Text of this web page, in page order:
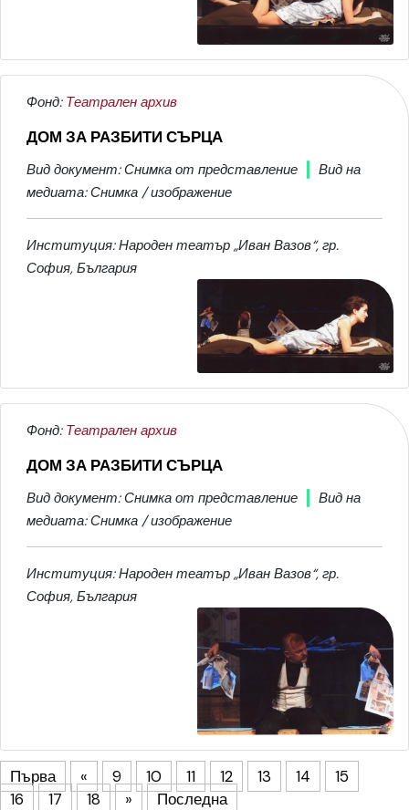
Фонд: Театрален архив
ДОМ ЗА РАЗБИТИ СЪРЦА
Вид документ: Снимка от представление
Вид на
медиата: Снимка / изображение
Институция: Народен театър „Иван Вазов“, гр.
София, България
Фонд: Театрален архив
ДОМ ЗА РАЗБИТИ СЪРЦА
Вид документ: Снимка от представление
Вид на
медиата: Снимка / изображение
Институция: Народен театър „Иван Вазов“, гр.
София, България
Първа « 9 10 11 12 13 14
15
16
17 18 » Последна